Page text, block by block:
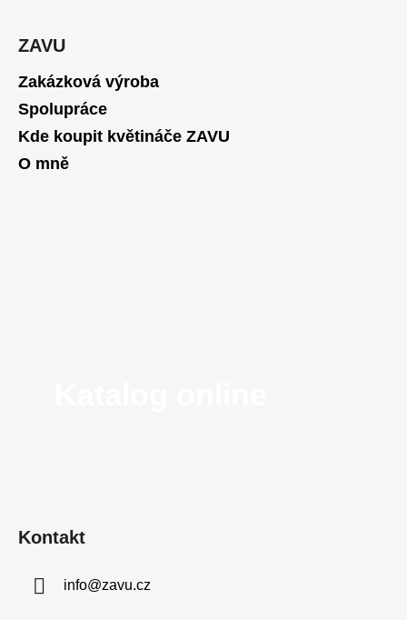
ZAVU
Zakázková výroba
Spolupráce
Kde koupit květináče ZAVU
O mně
Kontakt
info@zavu.cz